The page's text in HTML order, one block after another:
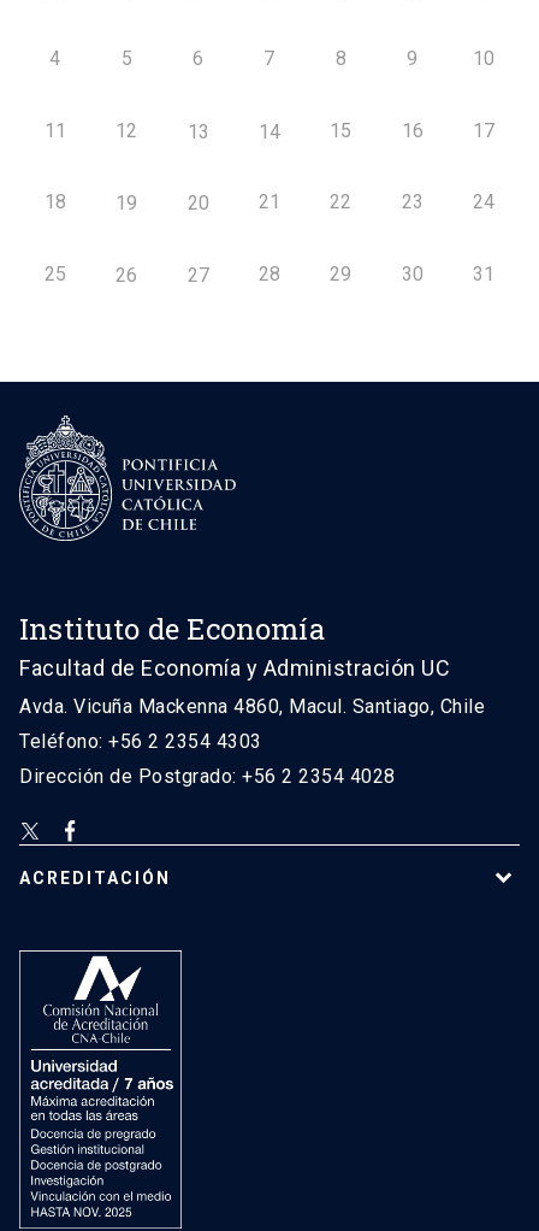
4 5 6 7 8 9 10
11 12 13 14 15 16 17
18 19 20 21 22 23 24
25 26 27 28 29 30 31
Instituto de Economía
Facultad de Economía y Administración UC
Avda. Vicuña Mackenna 4860, Macul. Santiago, Chile
Teléfono: +56 2 2354 4303
Dirección de Postgrado: +56 2 2354 4028
ACREDITACIÓN